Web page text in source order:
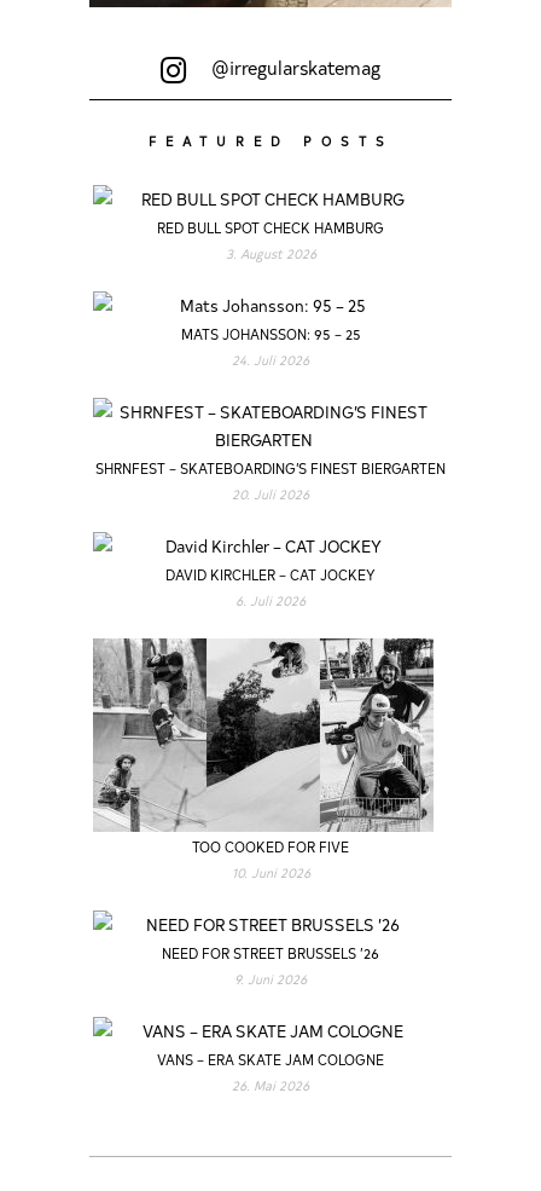
@irregularskatemag
FEATURED POSTS
RED BULL SPOT CHECK HAMBURG
3. August 2026
MATS JOHANSSON: 95 – 25
24. Juli 2026
SHRNFEST – SKATEBOARDING’S FINEST BIERGARTEN
20. Juli 2026
DAVID KIRCHLER – CAT JOCKEY
6. Juli 2026
TOO COOKED FOR FIVE
10. Juni 2026
NEED FOR STREET BRUSSELS ’26
9. Juni 2026
VANS – ERA SKATE JAM COLOGNE
26. Mai 2026